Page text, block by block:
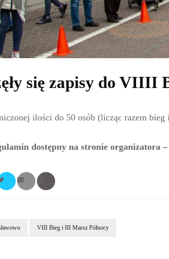
się zapisy do VIIII
ilości do 50 osób (licząc razem bieg
dostępny na stronie organizatora
VIII Bieg i III Marsz Północy